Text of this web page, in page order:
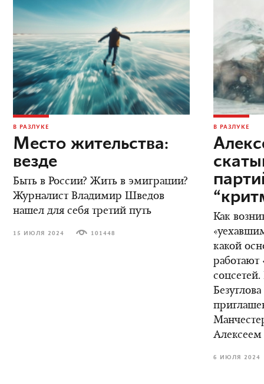
В РАЗЛУКЕ
Место жительства:
везде
Быть в России? Жить в эмиграции?
Журналист Владимир Шведов
нашел для себя третий путь
15 ИЮЛЯ 2024 101448
В РАЗЛУКЕ
Как
какой
работают
6 ИЮЛЯ 2024